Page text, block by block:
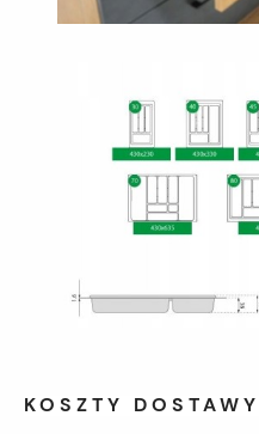
KOSZTY DOSTAWY